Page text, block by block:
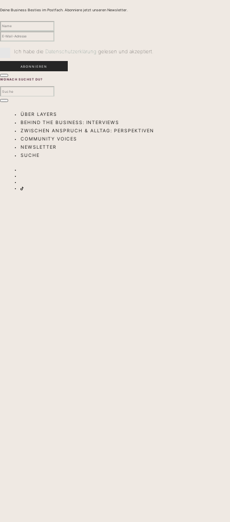
Deine Business Besties im Postfach. Abonniere jetzt unseren Newsletter.
Ich habe die Datenschutzerklärung gelesen und akzeptiert.
WONACH SUCHST DU?
ÜBER LAYERS
BEHIND THE BUSINESS: INTERVIEWS
ZWISCHEN ANSPRUCH & ALLTAG: PERSPEKTIVEN
COMMUNITY VOICES
NEWSLETTER
SUCHE